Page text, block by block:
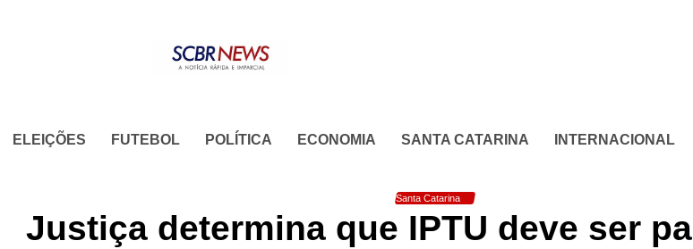
ELEIÇÕES FUTEBOL POLÍTICA ECONOMIA SANTA CATARINA INTERNACIONAL
Santa Catarina
Justiça determina que IPTU deve ser